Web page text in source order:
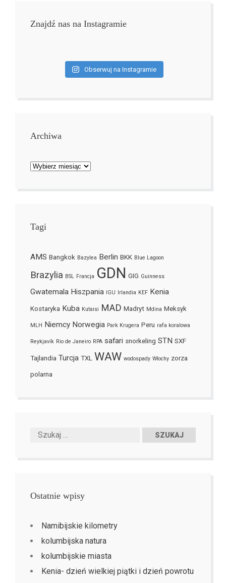
Znajdź nas na Instagramie
Obserwuj na Instagramie
Archiwa
Archiwa
Tagi
AMS Bangkok Bazylea Berlin BKK Blue Lagoon
Brazylia BSL Francja GDN GIG Guinness
Gwatemala Hiszpania IGU Irlandia KEF Kenia
Kostaryka Kuba Kutaisi MAD Madryt Mdina Meksyk
MLH Niemcy Norwegia Park Krugera Peru rafa koralowa
Reykjavík Rio de Janeiro RPA safari snorkeling STN SXF
Tajlandia Turcja TXL WAW wodospady Włochy zorza
polarna
Ostatnie wpisy
Namibijskie kilometry
kolumbijska natura
kolumbijskie miasta
Kenia- dzień wielkiej piątki i dzień powrotu